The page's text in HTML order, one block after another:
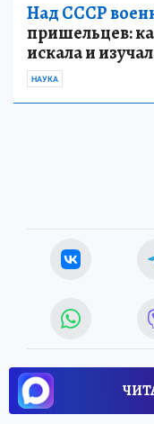
Над СССР
пришельцев:
искала и
НАУКА